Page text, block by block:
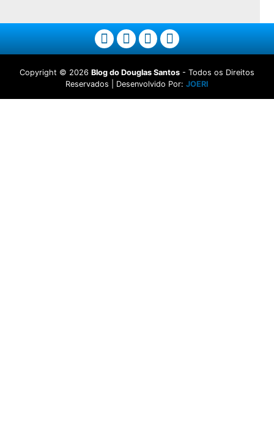
Copyright © 2026 Blog do Douglas Santos - Todos os Direitos
Reservados | Desenvolvido Por: JOERI